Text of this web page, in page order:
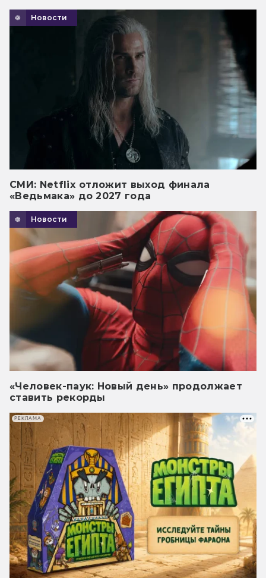
Новости
СМИ: Netflix отложит выход финала
«Ведьмака» до 2027 года
Новости
«Человек-паук: Новый день» продолжает
ставить рекорды
РЕКЛАМА